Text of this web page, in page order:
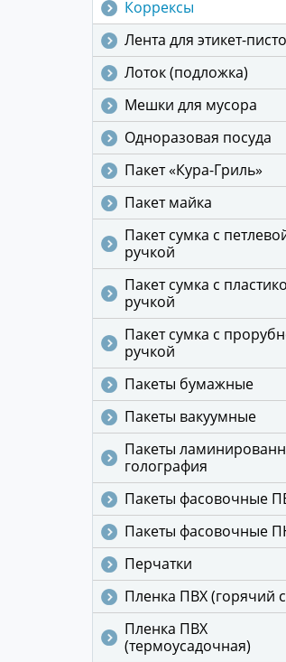
Коррексы
Лента для этикет-
Лоток (подложка)
Мешки для мусора
Одноразовая посуда
Пакет «Кура-Гриль»
Пакет майка
Пакет сумка с
ручкой
Пакет сумка с
ручкой
Пакет сумка с
ручкой
Пакеты бумажные
Пакеты вакуумные
Пакеты
голография
Пакеты фасовочные
Пакеты фасовочные
Перчатки
Пленка ПВХ (горячий
Пленка ПВХ
(термоусадочная)